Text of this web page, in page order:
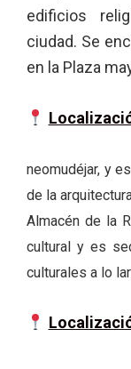
edificios
ciudad. Se
en la Plaza
neomudéjar, y
de la
Almacén de la
cultural y es
culturales a lo